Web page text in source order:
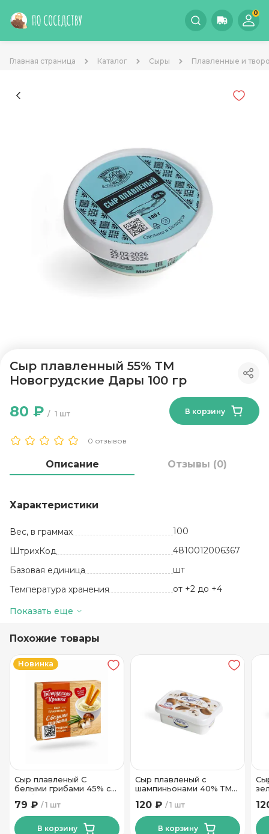
0
Главная страница Каталог Сыры Плавленные и
Сыр плавленный 55% ТМ
Новогрудские Дары 100 гр
0 отзывов
1 шт
80 ₽ В корзину
Описание Отзывы (0)
Характеристики
Вес, в граммах
100
ШтрихКод
4810012006367
Базовая единица
шт
Температура хранения
от +2 до +4
Жирность, %
Показать еще
Похожие товары
Новинка
Сыр плавленый С
белыми грибами 45% с
хлебными палочками ТМ
Рогачев 35 гр
1 шт
79 ₽
В корзину
Сыр плавленый с
шампиньонами 40% ТМ
1 шт
120 ₽
В корзину